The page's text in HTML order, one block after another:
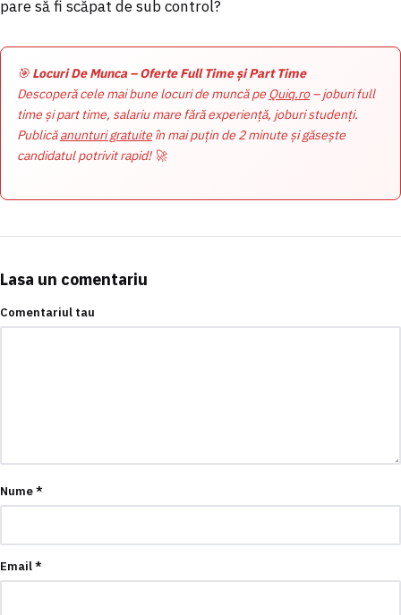
pare să fi scăpat de sub control?
🎯 Locuri De Munca – Oferte Full Time și Part Time
Descoperă cele mai bune locuri de muncă pe Quiq.ro– joburi full
time și part time, salariu mare fără experiență, joburi studenți.
Publicăanunturi gratuite în mai puțin de 2 minute și găsește
candidatul potrivit rapid! 🚀
Lasa un comentariu
Comentariul tau
Nume*
Email*